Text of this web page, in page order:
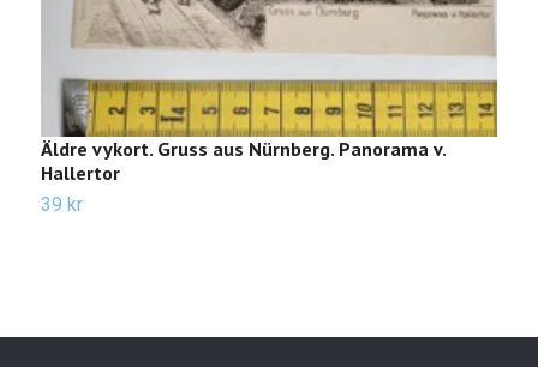
Äldre vykort. Gruss aus Nürnberg. Panorama v.
Hallertor
39 kr